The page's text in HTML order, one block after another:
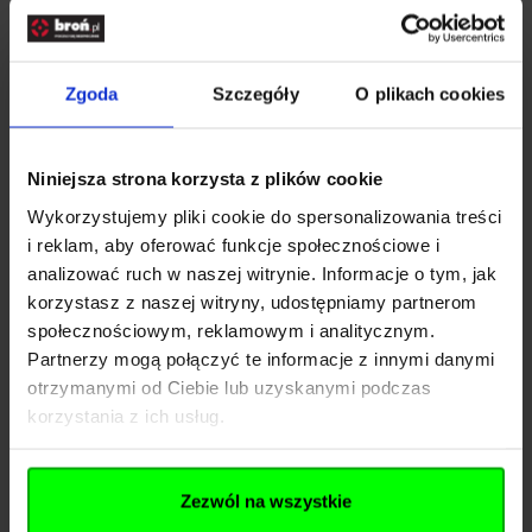
Zgoda Szczegóły O plikach cookies
Niniejsza strona korzysta z plików cookie
Wykorzystujemy pliki cookie do spersonalizowania treści
i reklam, aby oferować funkcje społecznościowe i
analizować ruch w naszej witrynie. Informacje o tym, jak
korzystasz z naszej witryny, udostępniamy partnerom
społecznościowym, reklamowym i analitycznym.
Partnerzy mogą połączyć te informacje z innymi danymi
otrzymanymi od Ciebie lub uzyskanymi podczas
korzystania z ich usług.
Zezwól na wszystkie
Znaleźliśmy inne produkty,
które mogą Cię zainteresować!
Navigating through the elements of the carousel is
Press to skip carousel
Press to go to carousel navigation